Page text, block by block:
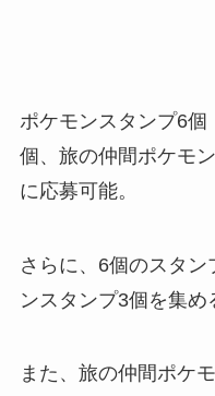
ポケモンスタンプ6
個、旅の仲間ポケモ
に応募可能。
さらに、6個のスタ
ンスタンプ3個を集め
また、旅の仲間ポケ